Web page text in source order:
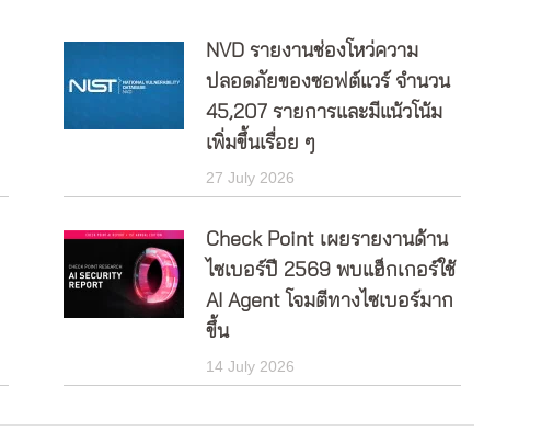
NVD รายงานช่องโหว่ความ
ปลอดภัยของซอฟต์แวร์ จำนวน
45,207 รายการและมีแน้วโน้ม
เพิ่มขึ้นเรื่อย ๆ
27 July 2026
Check Point เผยรายงานด้าน
ไซเบอร์ปี 2569 พบแฮ็กเกอร์ใช้
AI Agent โจมตีทางไซเบอร์มาก
ขึ้น
14 July 2026